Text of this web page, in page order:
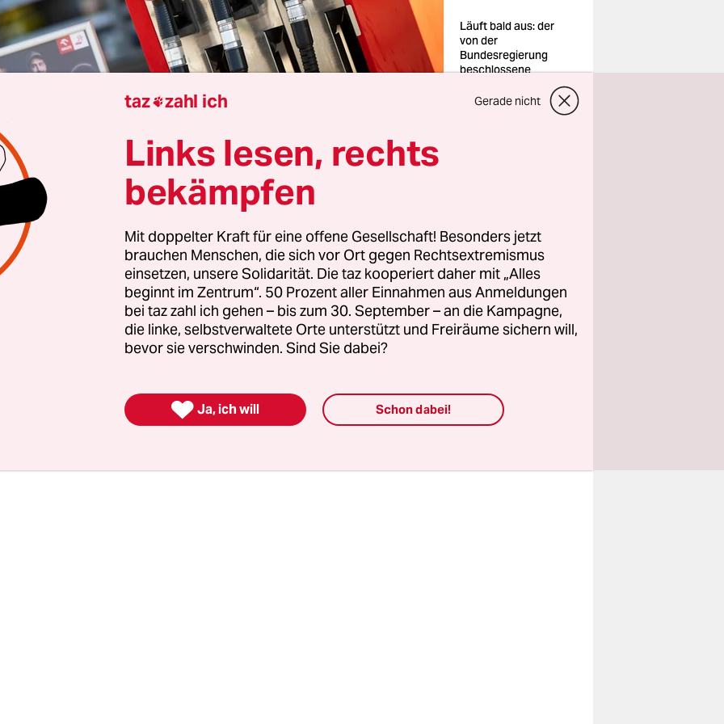
Läuft bald aus: der
von der
Bundesregierung
beschlossene
Foto: Philip
| Der Tankrabatt läuft wie geplant Ende Juni aus. Darauf
Bundestagsfraktionen der schwarz-roten Koalition
Auch in der Bundesregierung gebe es keine Pläne für eine
hieß es am Mittwochabend in der Regierung. Für
es damit zu Beginn der Ferienzeit ab Juli deutlich
Sepp Müller und sein SPD-Kollege
Bild,die Koalition ‌habe sich nach langen
habe gut gewirkt. „Es ist finanzpolitisch nicht sinnvoll“,
„Wir können es uns in der aktuellen Lage nicht leisten,
taz zahl ich Gerade nicht
Links lesen, rechts
bekämpfen
Mit doppelter Kraft für eine offene Gesellschaft! Besonders jetzt
brauchen Menschen, die sich vor Ort gegen Rechtsextremismus
einsetzen, unsere Solidarität. Die taz kooperiert daher mit „Alles
beginnt im Zentrum“. 50 Prozent aller Einnahmen aus Anmeldungen
bei taz zahl ich gehen – bis zum 30. September – an die Kampagne,
die linke, selbstverwaltete Orte unterstützt und Freiräume sichern will,
bevor sie verschwinden. Sind Sie dabei?
 Ja, ich will Schon dabei!